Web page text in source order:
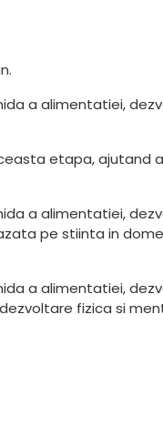
a alimentatiei,
etapa, ajutand
a alimentatiei,
pe stiinta in
a alimentatiei,
fizica si